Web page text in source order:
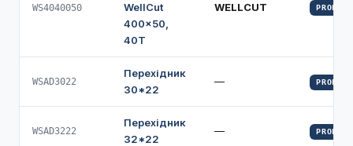
WS4040050
WellCut
400×50,
40Т
WELLCUT PROFI
WSAD3022
Перехідник
30*22
— PROFI
WSAD3222
Перехідник
32*22
— PROFI